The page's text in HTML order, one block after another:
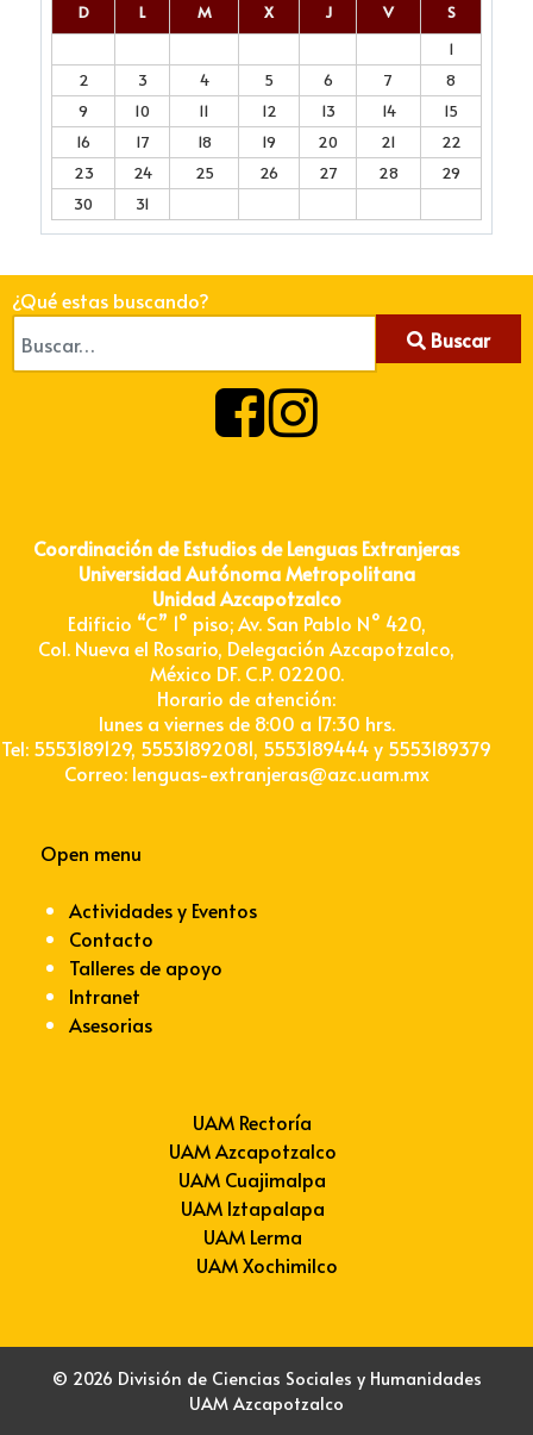
D L M X J V
S
1
2
3 4 5 6 7
8
9
10 11 12 13 14
15
16
17 18 19 20 21
22
23
24 25 26 27 28
29
30
31
¿Qué estas buscando?
Buscar
Coordinación de Estudios de Lenguas Extranjeras
Universidad Autónoma Metropolitana
Unidad Azcapotzalco
Edificio “C” 1° piso; Av. San Pablo N° 420,
Col. Nueva el Rosario, Delegación Azcapotzalco,
México DF. C.P. 02200.
Horario de atención:
lunes a viernes de 8:00 a 17:30 hrs.
Tel: 5553189129, 55531892081, 5553189444 y 5553189379
Correo: lenguas-extranjeras@azc.uam.mx
Open menu
Actividades y Eventos
Contacto
Talleres de apoyo
Intranet
Asesorias
UAM Rectoría
UAM Azcapotzalco
UAM Cuajimalpa
UAM Iztapalapa
UAM Lerma
UAM Xochimilco
© 2026 División de Ciencias Sociales y Humanidades
UAM Azcapotzalco